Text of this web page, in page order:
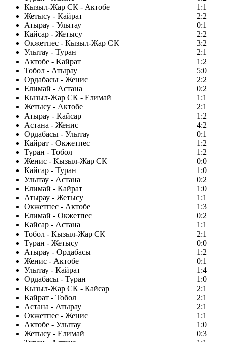
Кызыл-Жар СК - Актобе
1:1
Жетысу - Кайрат
2:2
Атырау - Улытау
0:1
Кайсар - Жетысу
2:2
Окжетпес - Кызыл-Жар СК
3:2
Улытау - Туран
2:1
Актобе - Кайрат
1:2
Тобол - Атырау
5:0
Ордабасы - Женис
2:2
Елимай - Астана
0:2
Кызыл-Жар СК - Елимай
1:1
Жетысу - Актобе
2:1
Атырау - Кайсар
1:2
Астана - Женис
4:2
Ордабасы - Улытау
0:1
Кайрат - Окжетпес
1:2
Туран - Тобол
1:2
Женис - Кызыл-Жар СК
0:0
Кайсар - Туран
1:0
Улытау - Астана
0:2
Елимай - Кайрат
1:0
Атырау - Жетысу
1:1
Окжетпес - Актобе
1:3
Елимай - Окжетпес
0:2
Кайсар - Астана
1:1
Тобол - Кызыл-Жар СК
2:1
Туран - Жетысу
0:0
Атырау - Ордабасы
1:2
Женис - Актобе
0:1
Улытау - Кайрат
1:4
Ордабасы - Туран
1:0
Кызыл-Жар СК - Кайсар
2:1
Кайрат - Тобол
2:1
Астана - Атырау
2:1
Окжетпес - Женис
1:1
Актобе - Улытау
1:0
Жетысу - Елимай
0:3